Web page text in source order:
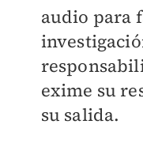
audio para
exime su
su salida.